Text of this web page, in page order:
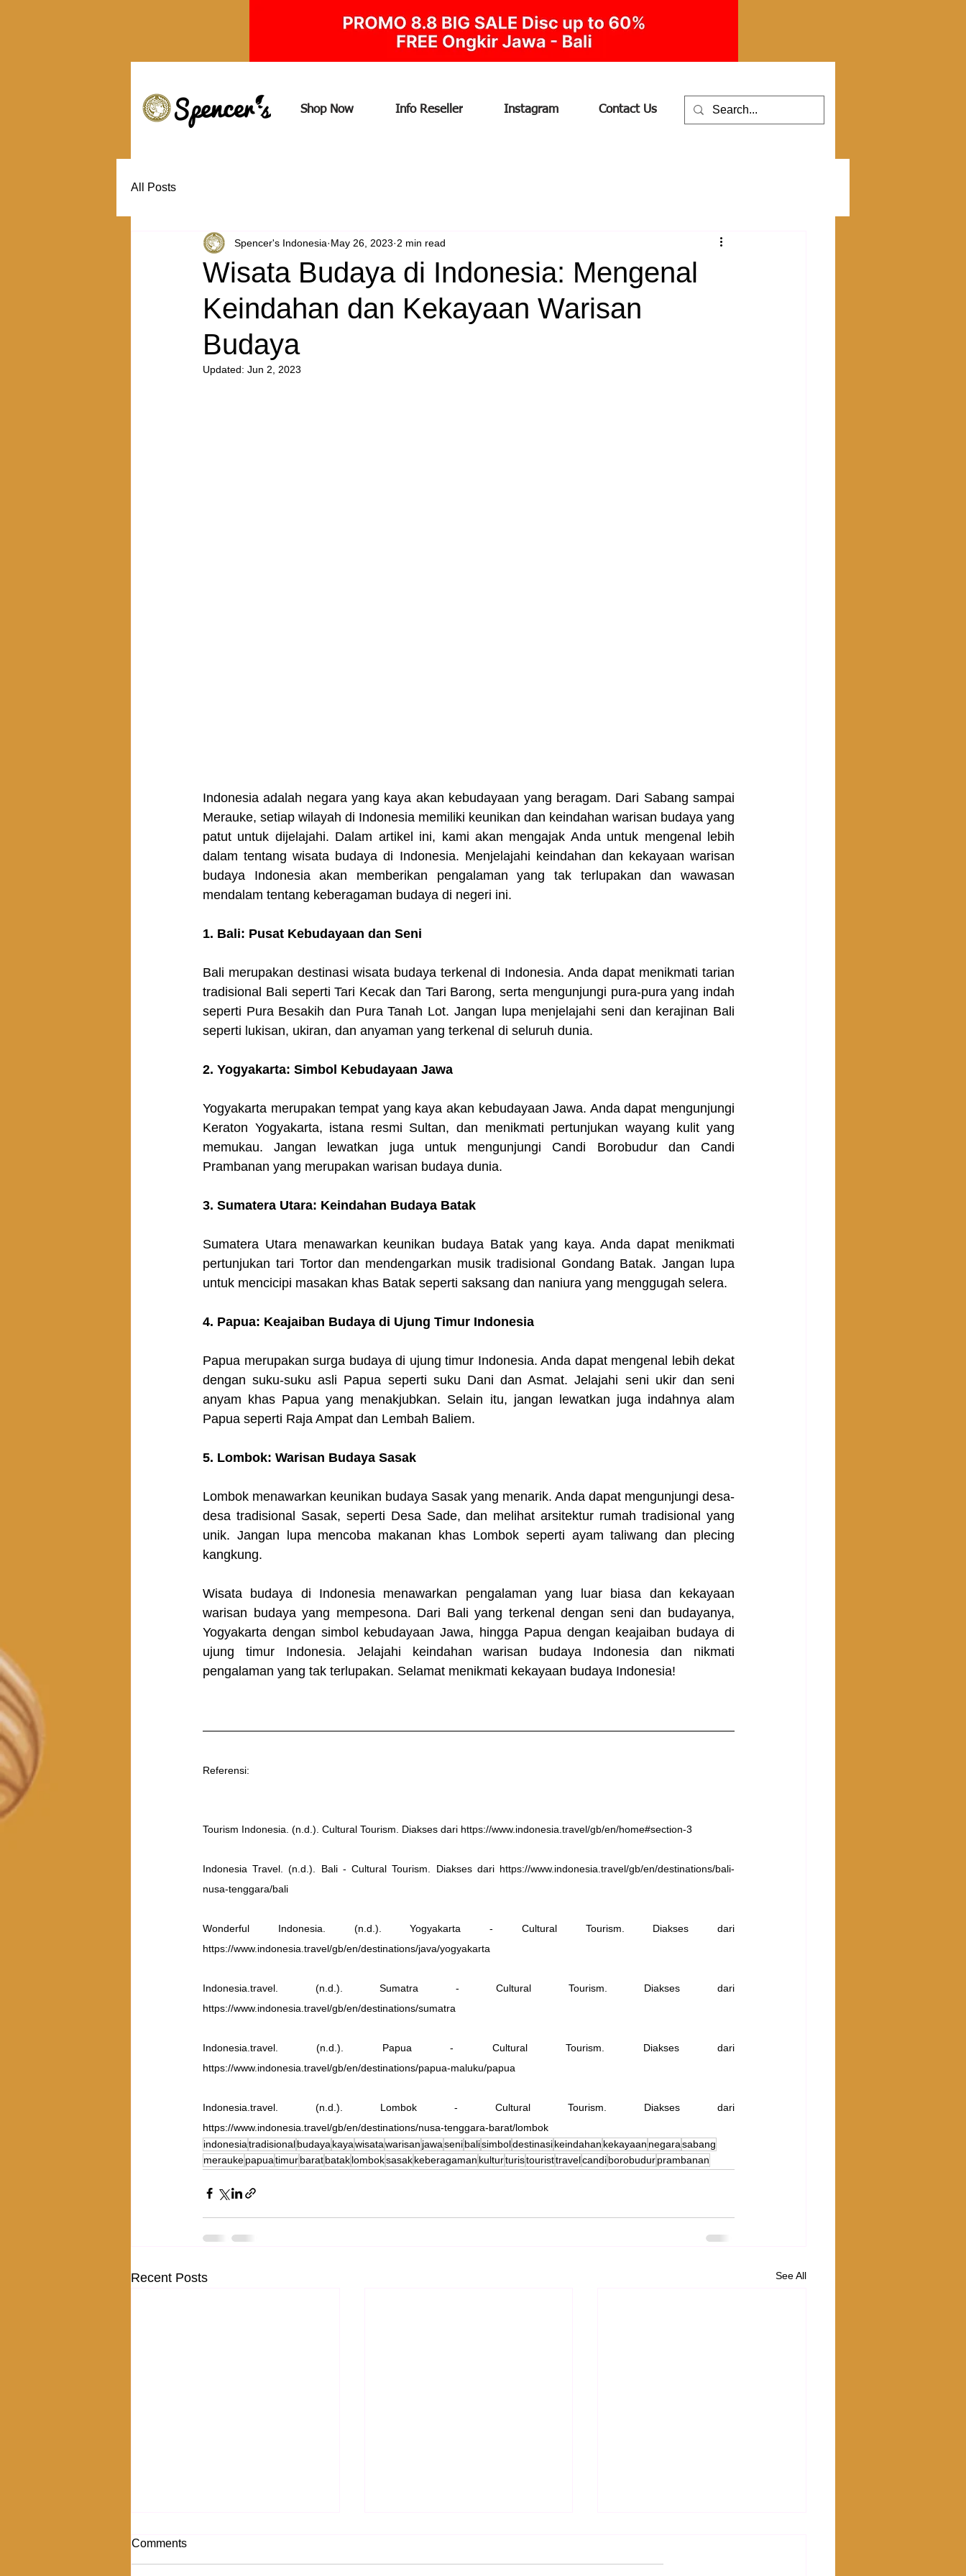
Shop Now Info Reseller Instagram Contact Us
All Posts
Wisata Budaya di Indonesia: Mengenal
Keindahan dan Kekayaan Warisan
Budaya
Spencer's Indonesia May 26, 2023 2 min read
Updated: Jun 2, 2023
Indonesia adalah negara yang kaya akan kebudayaan yang beragam. Dari Sabang sampai
Merauke, setiap wilayah di Indonesia memiliki keunikan dan keindahan warisan budaya yang
patut untuk dijelajahi. Dalam artikel ini, kami akan mengajak Anda untuk mengenal lebih
dalam tentang wisata budaya di Indonesia. Menjelajahi keindahan dan kekayaan warisan
budaya Indonesia akan memberikan pengalaman yang tak terlupakan dan wawasan
mendalam tentang keberagaman budaya di negeri ini.
1. Bali: Pusat Kebudayaan dan Seni
Bali merupakan destinasi wisata budaya terkenal di Indonesia. Anda dapat menikmati tarian
tradisional Bali seperti Tari Kecak dan Tari Barong, serta mengunjungi pura-pura yang indah
seperti Pura Besakih dan Pura Tanah Lot. Jangan lupa menjelajahi seni dan kerajinan Bali
seperti lukisan, ukiran, dan anyaman yang terkenal di seluruh dunia.
2. Yogyakarta: Simbol Kebudayaan Jawa
Yogyakarta merupakan tempat yang kaya akan kebudayaan Jawa. Anda dapat mengunjungi
Keraton Yogyakarta, istana resmi Sultan, dan menikmati pertunjukan wayang kulit yang
memukau. Jangan lewatkan juga untuk mengunjungi Candi Borobudur dan Candi
Prambanan yang merupakan warisan budaya dunia.
3. Sumatera Utara: Keindahan Budaya Batak
Sumatera Utara menawarkan keunikan budaya Batak yang kaya. Anda dapat menikmati
pertunjukan tari Tortor dan mendengarkan musik tradisional Gondang Batak. Jangan lupa
untuk mencicipi masakan khas Batak seperti saksang dan naniura yang menggugah selera.
4. Papua: Keajaiban Budaya di Ujung Timur Indonesia
Papua merupakan surga budaya di ujung timur Indonesia. Anda dapat mengenal lebih dekat
dengan suku-suku asli Papua seperti suku Dani dan Asmat. Jelajahi seni ukir dan seni
anyam khas Papua yang menakjubkan. Selain itu, jangan lewatkan juga indahnya alam
Papua seperti Raja Ampat dan Lembah Baliem.
5. Lombok: Warisan Budaya Sasak
Lombok menawarkan keunikan budaya Sasak yang menarik. Anda dapat mengunjungi desa-
desa tradisional Sasak, seperti Desa Sade, dan melihat arsitektur rumah tradisional yang
unik. Jangan lupa mencoba makanan khas Lombok seperti ayam taliwang dan plecing
kangkung.
Wisata budaya di Indonesia menawarkan pengalaman yang luar biasa dan kekayaan
warisan budaya yang mempesona. Dari Bali yang terkenal dengan seni dan budayanya,
Yogyakarta dengan simbol kebudayaan Jawa, hingga Papua dengan keajaiban budaya di
ujung timur Indonesia. Jelajahi keindahan warisan budaya Indonesia dan nikmati
pengalaman yang tak terlupakan. Selamat menikmati kekayaan budaya Indonesia!
Referensi:
Tourism Indonesia. (n.d.). Cultural Tourism. Diakses dari https://www.indonesia.travel/gb/en/home#section-3
Indonesia Travel. (n.d.). Bali - Cultural Tourism. Diakses dari https://www.indonesia.travel/gb/en/destinations/bali-
nusa-tenggara/bali
Wonderful Indonesia. (n.d.). Yogyakarta - Cultural Tourism. Diakses dari
https://www.indonesia.travel/gb/en/destinations/java/yogyakarta
Indonesia.travel. (n.d.). Sumatra - Cultural Tourism. Diakses dari
https://www.indonesia.travel/gb/en/destinations/sumatra
Indonesia.travel. (n.d.). Papua - Cultural Tourism. Diakses dari
https://www.indonesia.travel/gb/en/destinations/papua-maluku/papua
Indonesia.travel. (n.d.). Lombok - Cultural Tourism. Diakses dari
https://www.indonesia.travel/gb/en/destinations/nusa-tenggara-barat/lombok
indonesiatradisionalbudaya kayawisatawarisan jawasenibalisimboldestinasikeindahan kekayaan negarasabang
meraukepapuatimurbaratbataklomboksasakkeberagaman kulturturistouristtravelcandiborobudurprambanan
Recent Posts See All
Comments